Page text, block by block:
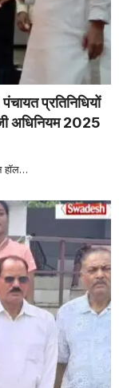
प्रतिनिधियों
अधिनियम 2025
…